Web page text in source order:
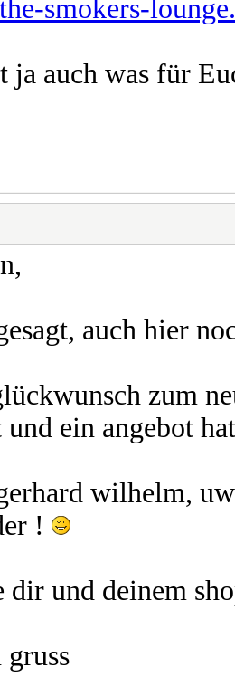
smokers-
ja auch was für
auch hier
zum
ein angebot
wilhelm,
!
dir und deinem
gruss